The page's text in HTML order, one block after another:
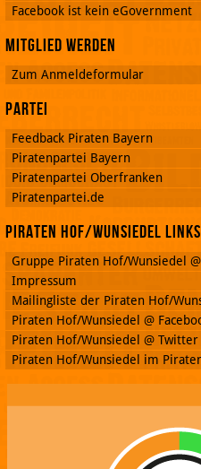
Facebook ist kein eGovernment
Mitglied werden
Zum Anmeldeformular
Partei
Feedback Piraten Bayern
Piratenpartei Bayern
Piratenpartei Oberfranken
Piratenpartei.de
Piraten Hof/Wunsiedel Links
Gruppe Piraten Hof/Wunsiedel
Impressum
Mailingliste der Piraten Hof/
Piraten Hof/Wunsiedel @
Piraten Hof/Wunsiedel @ Twitter
Piraten Hof/Wunsiedel im